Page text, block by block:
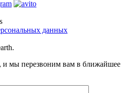
данных
и мы перезвоним вам в ближайшее